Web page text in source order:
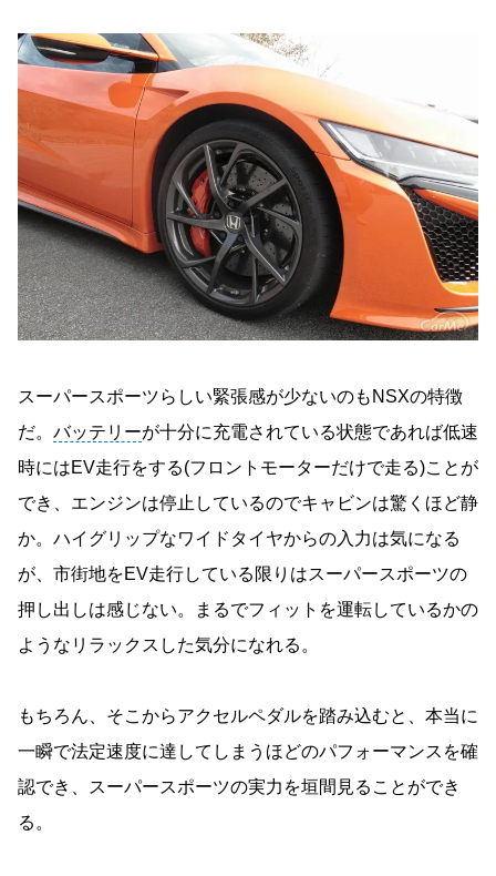
スーパースポーツらしい緊張感が少ないのもNSXの特徴
だ。 バッテリーが十分に充電されている状態であれば低速
時にはEV走行をする(フロントモーターだけで走る)ことが
でき、エンジンは停止しているのでキャビンは驚くほど静
か。ハイグリップなワイドタイヤからの入力は気になる
が、市街地をEV走行している限りはスーパースポーツの
押し出しは感じない。まるでフィットを運転しているかの
ようなリラックスした気分になれる。
もちろん、そこからアクセルペダルを踏み込むと、本当に
一瞬で法定速度に達してしまうほどのパフォーマンスを確
認でき、スーパースポーツの実力を垣間見ることができ
る。